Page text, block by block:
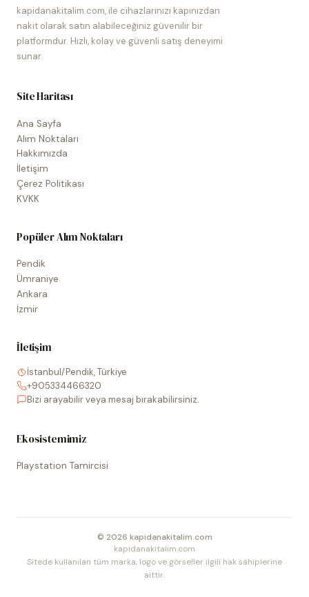
kapidanakitalim.com, ile cihazlarınızı kapınızdan
nakit olarak satın alabileceğiniz güvenilir bir
platformdur. Hızlı, kolay ve güvenli satış deneyimi
sunar.
Site Haritası
Ana Sayfa
Alım Noktaları
Hakkımızda
İletişim
Çerez Politikası
KVKK
Popüler Alım Noktaları
Pendik
Ümraniye
Ankara
İzmir
İletişim
İstanbul/Pendik, Türkiye
+905334466320
Bizi arayabilir veya mesaj bırakabilirsiniz.
Ekosistemimiz
Playstation Tamircisi
© 2026 kapidanakitalim.com
kapidanakitalim.com
Sitede kullanılan tüm marka, logo ve görseller ilgili hak sahiplerine
aittir.